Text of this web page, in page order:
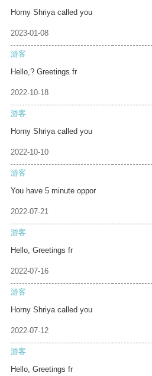
Horny Shriya called you
2023-01-08
游客
Hello,? Greetings fr
2022-10-18
游客
Horny Shriya called you
2022-10-10
游客
You have 5 minute oppor
2022-07-21
游客
Hello, Greetings fr
2022-07-16
游客
Horny Shriya called you
2022-07-12
游客
Hello, Greetings fr